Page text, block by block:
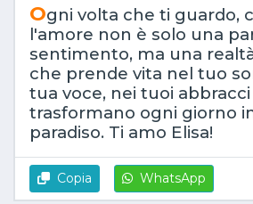
Ogni volta che ti guardo,
l'amore non è solo una
sentimento, ma una
che prende vita nel tuo
tua voce, nei tuoi
trasformano ogni giorno
paradiso. Ti amo Elisa!
Copia WhatsApp